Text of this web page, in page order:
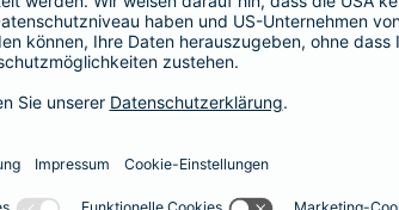
mehr Infos